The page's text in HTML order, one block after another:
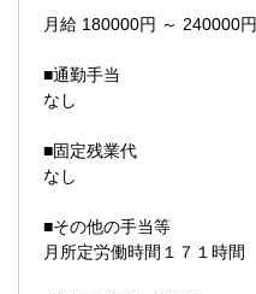
月給 180000円 ～ 240000円
■通勤手当
なし
■固定残業代
なし
■その他の手当等
月所定労働時間１７１時間